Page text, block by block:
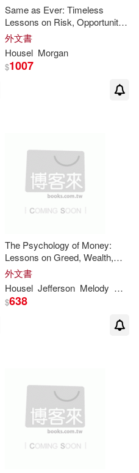
Same as Ever: Timeless
Lessons on Risk, Opportunity
and Living a Good Life
外文書
Housel Morgan
$1007
The Psychology of Money:
Lessons on Greed, Wealth,
and Happiness that Never
Fade (A Concise And Precise
Summary)
外文書
Housel Jefferson Melody
$638